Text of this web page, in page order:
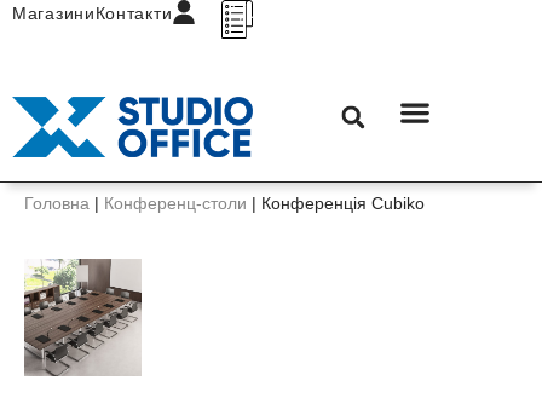
МагазиниКонтакти
Головна | Конференц-столи | Конференція Cubiko